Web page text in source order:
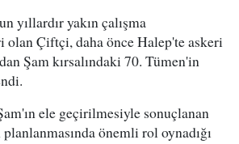
yıllardır yakın çalışma
olan Çiftçi, daha önce Halep'te askeri
Şam kırsalındaki 70. Tümen'in
ele geçirilmesiyle sonuçlanan
önemli rol oynadığı